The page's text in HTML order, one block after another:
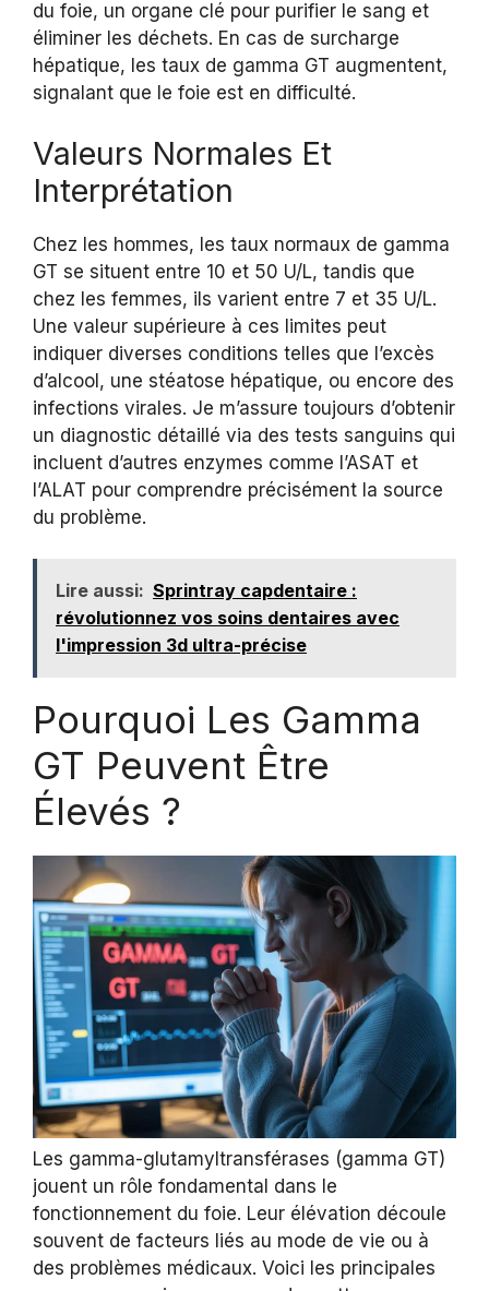
du foie, un organe clé pour purifier le sang et
éliminer les déchets. En cas de surcharge
hépatique, les taux de gamma GT augmentent,
signalant que le foie est en difficulté.
Valeurs Normales Et
Interprétation
Chez les hommes, les taux normaux de gamma
GT se situent entre 10 et 50 U/L, tandis que
chez les femmes, ils varient entre 7 et 35 U/L.
Une valeur supérieure à ces limites peut
indiquer diverses conditions telles que l’excès
d’alcool, une stéatose hépatique, ou encore des
infections virales. Je m’assure toujours d’obtenir
un diagnostic détaillé via des tests sanguins qui
incluent d’autres enzymes comme l’ASAT et
l’ALAT pour comprendre précisément la source
du problème.
Lire aussi: Sprintray capdentaire :
révolutionnez vos soins dentaires avec
l'impression 3d ultra-précise
Pourquoi Les Gamma
GT Peuvent Être
Élevés ?
Les gamma-glutamyltransférases (gamma GT)
jouent un rôle fondamental dans le
fonctionnement du foie. Leur élévation découle
souvent de facteurs liés au mode de vie ou à
des problèmes médicaux. Voici les principales